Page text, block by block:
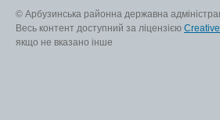
© Арбузинська районна державна
Весь контент доступний за ліцензією
якщо не вказано інше